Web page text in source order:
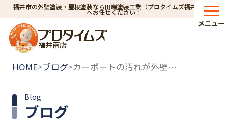
福井市の外壁塗装・屋根塗装なら田端塗装工業（プロタイムズ福井南店）
へお任せください！
福井南店
メニュー
HOME>ブログ> カーポートの汚れが外壁を汚す？
ブログ
Blog